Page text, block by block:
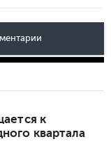
к
квартала